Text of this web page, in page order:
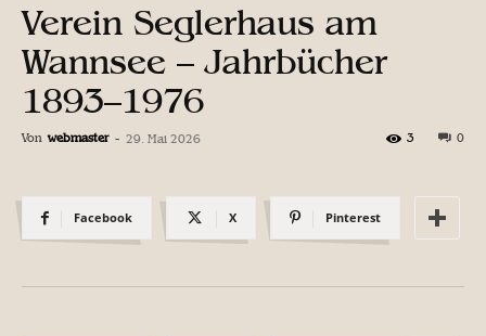
Verein Seglerhaus am
Wannsee – Jahrbücher
1893–1976
Von webmaster - 29. Mai 2026 0
3
Facebook X Pinterest